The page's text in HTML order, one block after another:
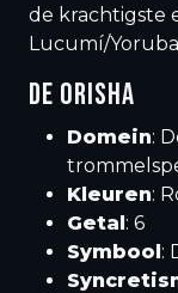
de krachtigste
Lucumí/
DE ORISHA
Domein:
Kleuren:
Getal: 6
Symbool: